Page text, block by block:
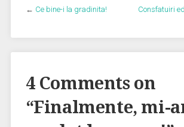
← Ce bine-i la gradinita! Consfatuiri
4 Comments on
“Finalmente, mi-